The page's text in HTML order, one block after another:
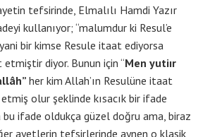
tefsirinde, Elmalılı Hamdi Yazır
kullanıyor; “malumdur ki Resul’e
bir kimse Resule itaat ediyorsa
etmiştir diyor. Bunun için “Men yutiır
her kim Allah’ın Resulüne itaat
olur şeklinde kısacık bir ifade
bu ifade oldukça güzel doğru ama, biraz
ayetlerin tefsirlerinde aynen o klasik